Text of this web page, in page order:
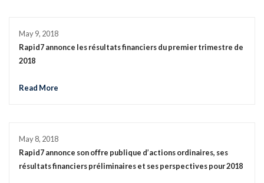
May 9, 2018
Rapid7 annonce les résultats financiers du premier trimestre de
2018
Read More
May 8, 2018
Rapid7 annonce son offre publique d’actions ordinaires, ses
résultats financiers préliminaires et ses perspectives pour 2018